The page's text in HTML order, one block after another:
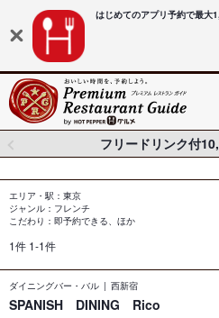
はじめてのアプリ予約で最大
フリードリンク付
エリア・駅：東京
ジャンル：フレンチ
こだわり：即予約できる、ほか
1件 1-1件
ダイニングバー・バル 西新宿
SPANISH DINING Rico